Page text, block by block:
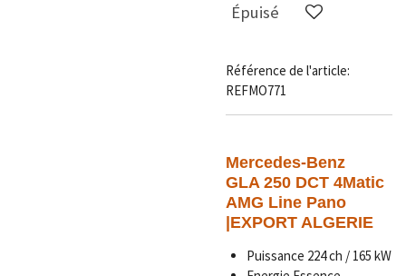
Épuisé
Référence de l'article:
REFMO771
Mercedes-Benz
GLA 250 DCT 4Matic
AMG Line Pano
|EXPORT ALGERIE
Puissance 224 ch / 165 kW